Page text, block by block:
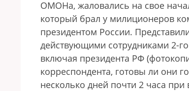
ОМОНа, жаловались на свое
который брал у милиционеров
президентом России.
действующими сотрудниками 2-
включая президента РФ
корреспондента, готовы ли они
несколько дней почти 2 часа